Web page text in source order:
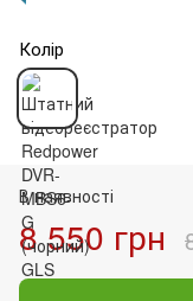
Колір
В наявності
8 550 грн